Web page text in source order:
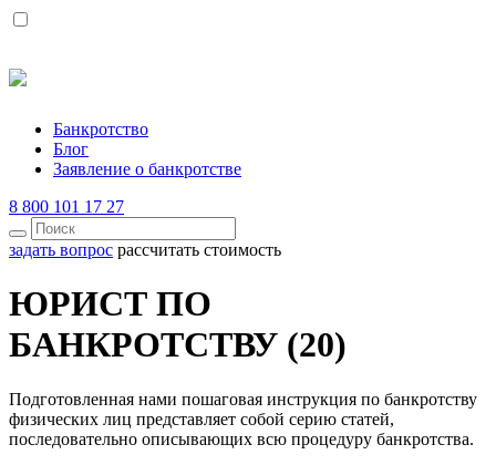
Банкротство
Блог
Заявление о банкротстве
8 800 101 17 27
задать вопрос рассчитать стоимость
ЮРИСТ ПО
БАНКРОТСТВУ (20)
Подготовленная нами пошаговая инструкция по банкротству
физических лиц представляет собой серию статей,
последовательно описывающих всю процедуру банкротства.